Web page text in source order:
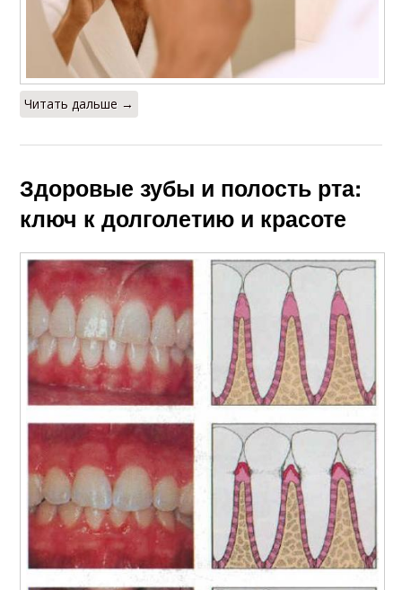
Читать дальше →
Здоровые зубы и полость рта:
ключ к долголетию и красоте